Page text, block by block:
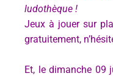
ludothèque !
Jeux à jouer sur
gratuitement,
Et, le dimanche 09